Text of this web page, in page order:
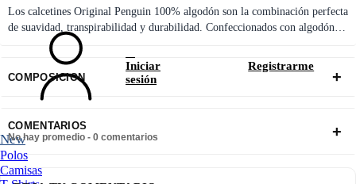
Iniciar
sesión
Registrarme
New
Polos
Camisas
Los calcetines Original Penguin 100% algodón son la combinación perfecta
de suavidad, transpirabilidad y durabilidad. Confeccionados con algodón de
alta calidad, mantienen tus pies frescos y cómodos durante todo el día.
calcetines son el complemento ideal para expresar tu estilo único. Además,
su resistencia te garantiza un ajuste perfecto y una larga duración. ✨
Características principales:
✔Diseños Versátiles
cada personalidad.
✔Durabilidad Garantizada
cualquier ocasión.
COMPOSICION +
COMENTARIOS
No hay promedio - 0 comentarios +